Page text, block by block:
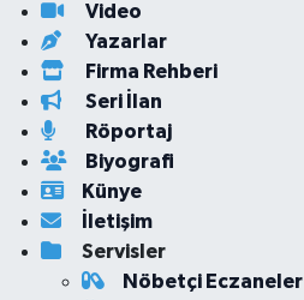
Video
Yazarlar
Firma Rehberi
Seri İlan
Röportaj
Biyografi
Künye
İletişim
Servisler
Nöbetçi Eczaneler